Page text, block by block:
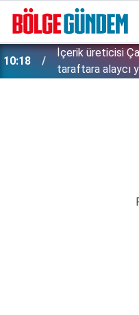
09:51
Bu sıcaklar
bugün hava